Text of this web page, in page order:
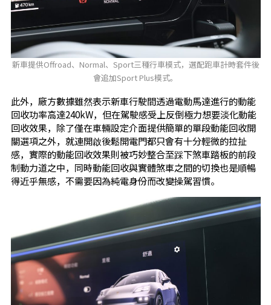
新車提供Offroad、Normal、Sport三種行車模式，選配跑車計時套件後
會追加Sport Plus模式。
此外，廠方數據雖然表示新車行駛間透過電動馬達進行的動能
回收功率高達240kW，但在駕駛感受上反倒極力想要淡化動能
回收效果，除了僅在車輛設定介面提供簡單的單段動能回收開
關選項之外，就連開啟後鬆開電門都只會有十分輕微的拉扯
感，實際的動能回收效果則被巧妙整合至踩下煞車踏板的前段
制動力道之中，同時動能回收與實體煞車之間的切換也是順暢
得近乎無感，不需要因為純電身份而改變操駕習慣。